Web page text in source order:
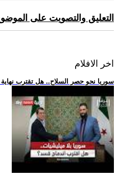
التعليق والتصويت على
اخر الافلام
.. سوريا نحو حصر السلاح.. هل تقترب